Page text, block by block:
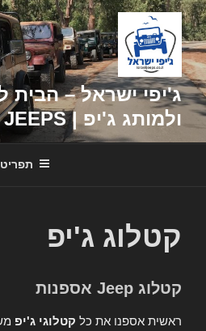
דילוג
לתוכן
ג'יפי ישראל – הבית
ולמותג ג'יפ | ISRAEL JEEPS
תפריט
קטלוג ג'יפ
קטלוג Jeep אספנות
ראשית אספנו את כל קטלוגי ג'יפ